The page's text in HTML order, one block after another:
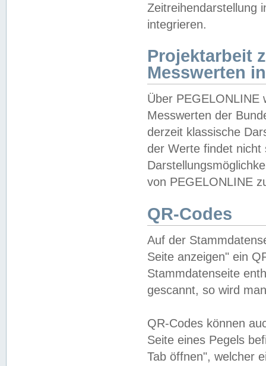
Zeitreihendarstellung
integrieren.
Projektarbeit
Messwerten
Über PEGELONLINE
Messwerten der
derzeit klassische
der Werte findet
von PEGELONLINE
QR-Codes
Auf der
Seite anzeigen" ein
Stammdatenseite
gescannt, so wird
QR-Codes können
Seite eines Pegels
Tab öffnen", welcher